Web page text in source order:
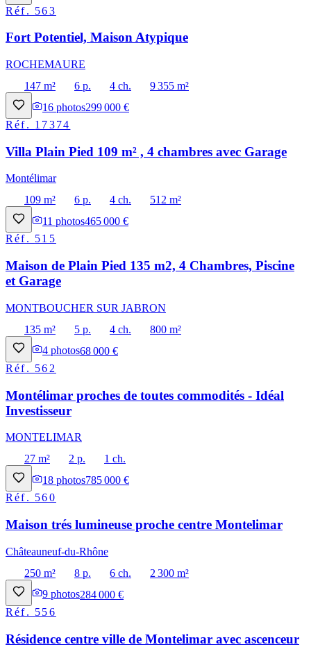
Réf. 563
Fort Potentiel, Maison Atypique
ROCHEMAURE
147 m²
6 p. 4 ch.
9 355 m²
16 photos299 000 €
Réf. 17374
Villa Plain Pied 109 m² , 4 chambres avec Garage
Montélimar
109 m²
6 p. 4 ch.
512 m²
11 photos465 000 €
Réf. 515
Maison de Plain Pied 135 m2, 4 Chambres, Piscine
et Garage
MONTBOUCHER SUR JABRON
135 m²
5 p. 4 ch.
800 m²
4 photos68 000 €
Réf. 562
Montélimar proches de toutes commodités - Idéal
Investisseur
MONTELIMAR
27 m²
2 p.
1 ch.
18 photos785 000 €
Réf. 560
Maison trés lumineuse proche centre Montelimar
Châteauneuf-du-Rhône
250 m²
8 p. 6 ch.
2 300 m²
9 photos284 000 €
Réf. 556
Résidence centre ville de Montelimar avec ascenceur